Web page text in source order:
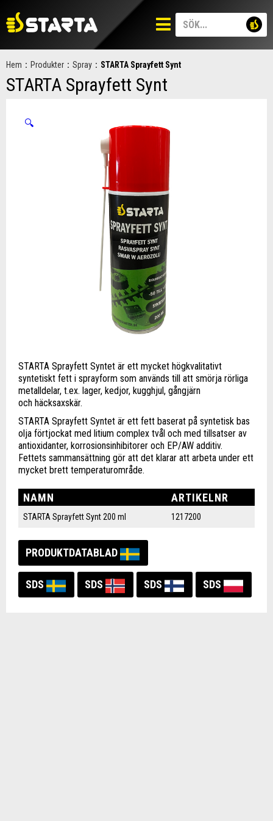
Hem : Produkter : Spray : STARTA Sprayfett Synt
STARTA Sprayfett Synt
🔍
STARTA Sprayfett Syntet är ett mycket högkvalitativt
syntetiskt fett i sprayform som används till att smörja rörliga
metalldelar, t.ex. lager, kedjor, kugghjul, gångjärn
och häcksaxskär.
STARTA Sprayfett Syntet är ett fett baserat på syntetisk bas
olja förtjockat med litium complex tvål och med tillsatser av
antioxidanter, korrosionsinhibitorer och EP/AW additiv.
Fettets sammansättning gör att det klarar att arbeta under ett
mycket brett temperaturområde.
NAMN ARTIKELNR
STARTA Sprayfett Synt 200 ml 1217200
PRODUKTDATABLAD
SDS SDS SDS SDS